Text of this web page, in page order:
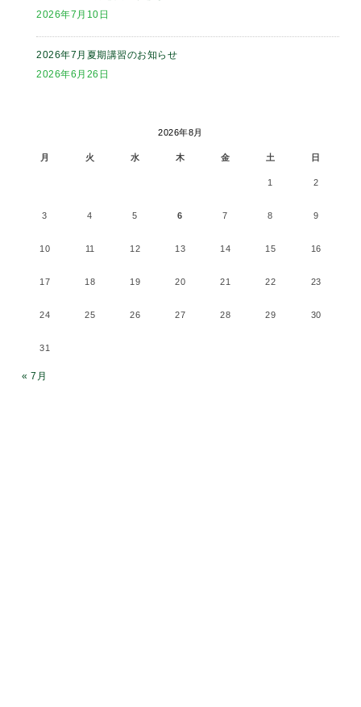
2026年7月10日
2026年7月夏期講習のお知らせ
2026年6月26日
2026年8月
月 火 水 木 金 土 日
1 2
3 4 5 6 7 8 9
10 11 12 13 14 15 16
17 18 19 20 21 22 23
24 25 26 27 28 29 30
31
« 7月